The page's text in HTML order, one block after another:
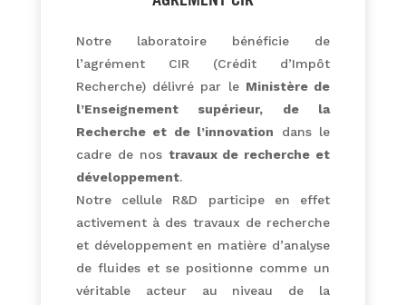
Notre laboratoire bénéficie de
l’agrément CIR (Crédit d’Impôt
Recherche) délivré par le Ministère de
l’Enseignement supérieur, de la
Recherche et de l’innovation dans le
cadre de nos travaux de recherche et
développement.
Notre cellule R&D participe en effet
activement à des travaux de recherche
et développement en matière d’analyse
de fluides et se positionne comme un
véritable acteur au niveau de la